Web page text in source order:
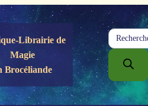
Librairie de
Magie
Brocéliande
Recherche
de
produits